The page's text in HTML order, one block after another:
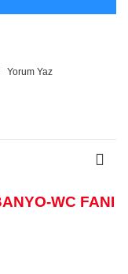
Yorum Yaz
WC FANI